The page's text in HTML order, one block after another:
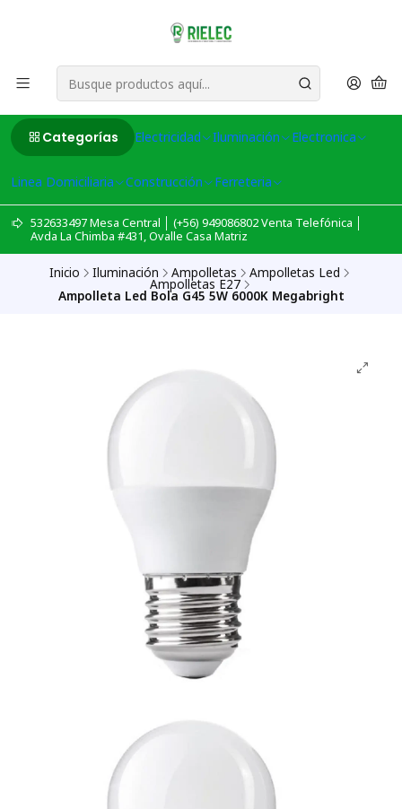
Categorías Electricidad Iluminación Electronica
Linea Domiciliaria Construcción Ferreteria
532633497 Mesa Central │ (+56) 949086802 Venta Telefónica │
Avda La Chimba #431, Ovalle Casa Matriz
Inicio Iluminación Ampolletas Ampolletas Led
Ampolletas E27
Ampolleta Led Bola G45 5W 6000K Megabright